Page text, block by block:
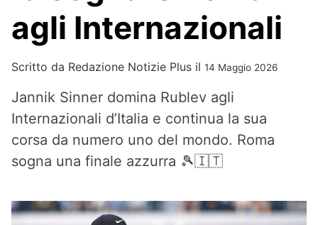
agli Internazionali
Scritto da Redazione Notizie Plus il 14 Maggio 2026
Jannik Sinner domina Rublev agli
Internazionali d’Italia e continua la sua
corsa da numero uno del mondo. Roma
sogna una finale azzurra 🎾🇮🇹